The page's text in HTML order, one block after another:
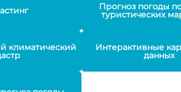
Прогноз погоды
туристических
климатический Интерактивные
данных